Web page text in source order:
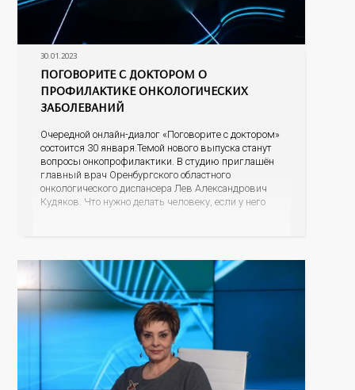
30.01.2023
ПОГОВОРИТЕ С ДОКТОРОМ О
ПРОФИЛАКТИКЕ ОНКОЛОГИЧЕСКИХ
ЗАБОЛЕВАНИЙ
Очередной онлайн-диалог «Поговорите с доктором»
состоится 30 января.Темой нового выпуска станут
вопросы онкопрофилактики. В студию приглашён
главный врач Оренбургского областного
онкологического диспансера Лев Александрович
Кудяков. Что нужно делать человеку, если у него
возникновения